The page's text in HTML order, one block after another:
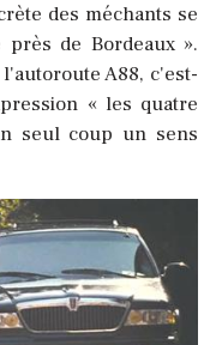
des méchants se
de Bordeaux ».
A88, c'est-
« les quatre
seul coup un sens